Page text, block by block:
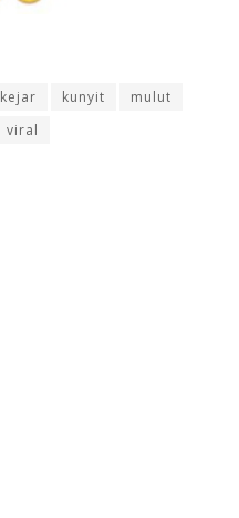
kejar kunyit
mulut
viral